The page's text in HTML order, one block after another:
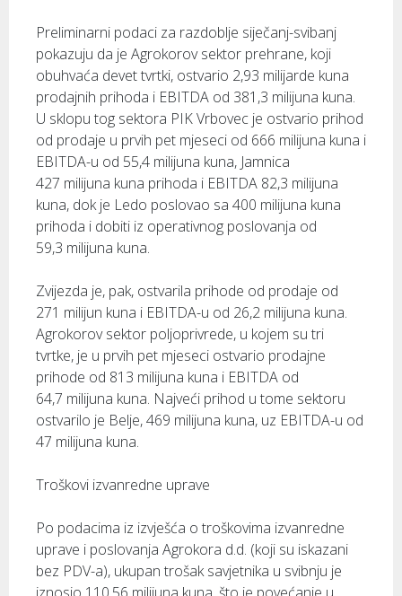
Preliminarni podaci za razdoblje siječanj-svibanj
pokazuju da je Agrokorov sektor prehrane, koji
obuhvaća devet tvrtki, ostvario 2,93 milijarde kuna
prodajnih prihoda i EBITDA od 381,3 milijuna kuna.
U sklopu tog sektora PIK Vrbovec je ostvario prihod
od prodaje u prvih pet mjeseci od 666 milijuna kuna i
EBITDA-u od 55,4 milijuna kuna, Jamnica
427 milijuna kuna prihoda i EBITDA 82,3 milijuna
kuna, dok je Ledo poslovao sa 400 milijuna kuna
prihoda i dobiti iz operativnog poslovanja od
59,3 milijuna kuna.
Zvijezda je, pak, ostvarila prihode od prodaje od
271 milijun kuna i EBITDA-u od 26,2 milijuna kuna.
Agrokorov sektor poljoprivrede, u kojem su tri
tvrtke, je u prvih pet mjeseci ostvario prodajne
prihode od 813 milijuna kuna i EBITDA od
64,7 milijuna kuna. Najveći prihod u tome sektoru
ostvarilo je Belje, 469 milijuna kuna, uz EBITDA-u od
47 milijuna kuna.
Troškovi izvanredne uprave
Po podacima iz izvješća o troškovima izvanredne
uprave i poslovanja Agrokora d.d. (koji su iskazani
bez PDV-a), ukupan trošak savjetnika u svibnju je